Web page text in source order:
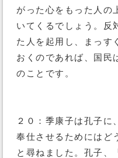
がった心をもった人の
いてくるでしょう。反
た人を起用し、まっす
おくのであれば、国民
のことです。
２０：季康子は孔子に
奉仕させるためにはど
と尋ねました。孔子、